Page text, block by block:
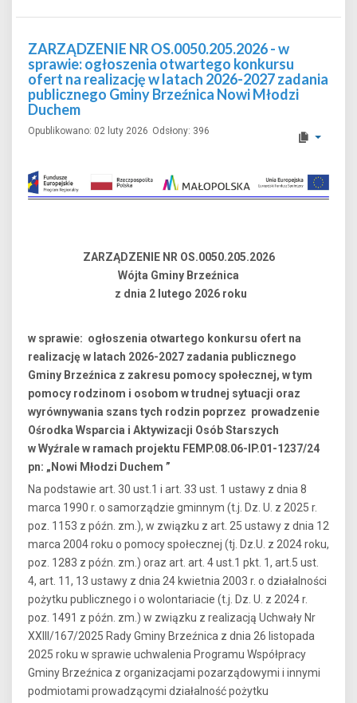
ZARZĄDZENIE NR OS.0050.205.2026 - w
sprawie: ogłoszenia otwartego konkursu
ofert na realizację w latach 2026-2027 zadania
publicznego Gminy Brzeźnica Nowi Młodzi
Duchem
Opublikowano: 02 luty 2026 Odsłony: 396
ZARZĄDZENIE NR OS.0050.205.2026
Wójta Gminy Brzeźnica
z dnia 2 lutego 2026 roku
w sprawie: ogłoszenia otwartego konkursu ofert na
realizację w latach 2026-2027 zadania publicznego
Gminy Brzeźnica z zakresu pomocy społecznej, w tym
pomocy rodzinom i osobom w trudnej sytuacji oraz
wyrównywania szans tych rodzin poprzez prowadzenie
Ośrodka Wsparcia i Aktywizacji Osób Starszych
w Wyźrale w ramach projektu FEMP.08.06-IP.01-1237/24
pn: „Nowi Młodzi Duchem ”
Na podstawie art. 30 ust.1 i art. 33 ust. 1 ustawy z dnia 8
marca 1990 r. o samorządzie gminnym (t.j. Dz. U. z 2025 r.
poz. 1153 z późn. zm.), w związku z art. 25 ustawy z dnia 12
marca 2004 roku o pomocy społecznej (tj. Dz.U. z 2024 roku,
poz. 1283 z późn. zm.) oraz art. art. 4 ust.1 pkt. 1, art.5 ust.
4, art. 11, 13 ustawy z dnia 24 kwietnia 2003 r. o działalności
pożytku publicznego i o wolontariacie (t.j. Dz. U. z 2024 r.
poz. 1491 z późn. zm.) w związku z realizacją Uchwały Nr
XXIII/167/2025 Rady Gminy Brzeźnica z dnia 26 listopada
2025 roku w sprawie uchwalenia Programu Współpracy
Gminy Brzeźnica z organizacjami pozarządowymi i innymi
podmiotami prowadzącymi działalność pożytku